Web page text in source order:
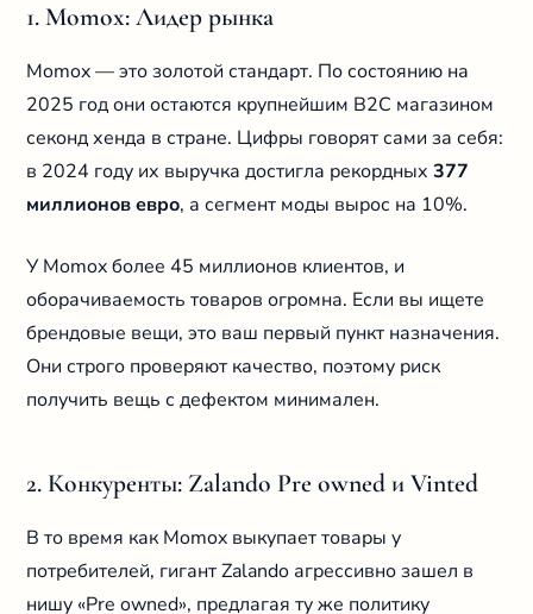
1. Momox: Лидер рынка
Momox — это золотой стандарт. По состоянию на
2025 год они остаются крупнейшим B2C магазином
секонд хенда в стране. Цифры говорят сами за себя:
в 2024 году их выручка достигла рекордных377
миллионов евро, а сегмент моды вырос на 10%.
У Momox более 45 миллионов клиентов, и
оборачиваемость товаров огромна. Если вы ищете
брендовые вещи, это ваш первый пункт назначения.
Они строго проверяют качество, поэтому риск
получить вещь с дефектом минимален.
2. Конкуренты: Zalando Pre owned и Vinted
В то время как Momox выкупает товары у
потребителей, гигант Zalando агрессивно зашел в
нишу «Pre owned», предлагая ту же политику